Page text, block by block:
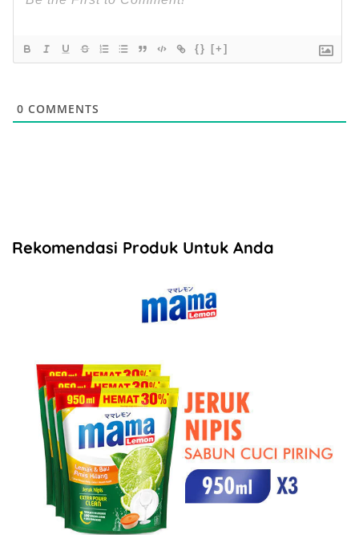
{} [+]
0 COMMENTS
Rekomendasi Produk Untuk Anda